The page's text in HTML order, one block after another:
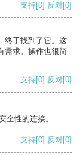
支持[0] 反对[0]
终于找到了它。这
需求。操作也很简
支持[0] 反对[0]
全性的连接。
支持[0] 反对[0]